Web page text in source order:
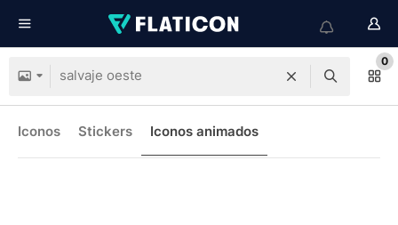
0
Iconos Stickers Iconos animados